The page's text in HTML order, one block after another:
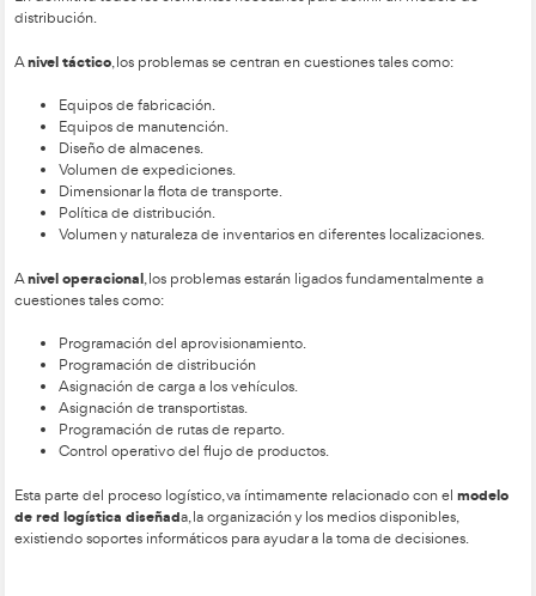
DISEÑO DE REDES LOGÍSTICAS
El diseño de una red logística efectiva es crucial para lograr
eficiente de recursos dentro de un contexto predefinido de
el concepto deoptimización económica
abordarlo desde una perspectiva que busque el diseño de
eficaz y con costos previsibles. Este proceso implica un
aspectos comerciales, técnicos y financieros, obligando a las
tomar decisiones estratégicas otrade-offs.
Elementos Clave en el Diseño de una Red Logística
Para entender cómo crear una red logística efectiva, es
varios factores clave:
Objetivos de servicio a cubrir
Ubicación de los almacenes
Medios de transporte a emplear